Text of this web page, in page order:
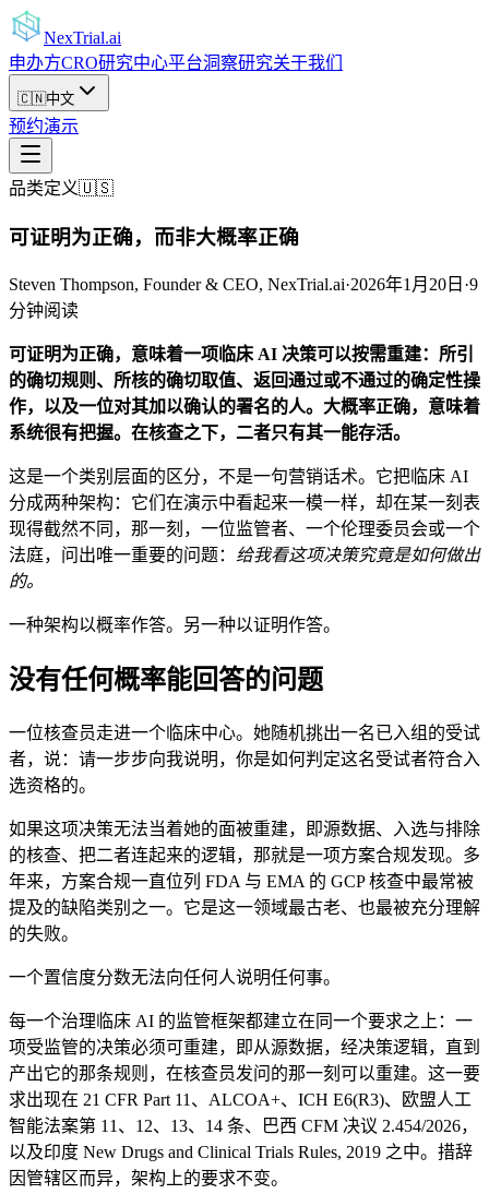
NexTrial.ai
申办方CRO研究中心平台洞察研究关于我们
🇨🇳中文
预约演示
品类定义🇺🇸
可证明为正确，而非大概率正确
Steven Thompson, Founder & CEO, NexTrial.ai·2026年1月20日 ·9
分钟阅读
可证明为正确，意味着一项临床 AI 决策可以按需重建：所引
的确切规则、所核的确切取值、返回通过或不通过的确定性操
作，以及一位对其加以确认的署名的人。大概率正确，意味着
系统很有把握。在核查之下，二者只有其一能存活。
这是一个类别层面的区分，不是一句营销话术。它把临床 AI
分成两种架构：它们在演示中看起来一模一样，却在某一刻表
现得截然不同，那一刻，一位监管者、一个伦理委员会或一个
法庭，问出唯一重要的问题： 给我看这项决策究竟是如何做出
的。
一种架构以概率作答。另一种以证明作答。
没有任何概率能回答的问题
一位核查员走进一个临床中心。她随机挑出一名已入组的受试
者，说：请一步步向我说明，你是如何判定这名受试者符合入
选资格的。
如果这项决策无法当着她的面被重建，即源数据、入选与排除
的核查、把二者连起来的逻辑，那就是一项方案合规发现。多
年来，方案合规一直位列 FDA 与 EMA 的 GCP 核查中最常被
提及的缺陷类别之一。它是这一领域最古老、也最被充分理解
的失败。
一个置信度分数无法向任何人说明任何事。
每一个治理临床 AI 的监管框架都建立在同一个要求之上：一
项受监管的决策必须可重建，即从源数据，经决策逻辑，直到
产出它的那条规则，在核查员发问的那一刻可以重建。这一要
求出现在 21 CFR Part 11、ALCOA+、ICH E6(R3)、欧盟人工
智能法案第 11、12、13、14 条、巴西 CFM 决议 2.454/2026，
以及印度 New Drugs and Clinical Trials Rules, 2019 之中。措辞
因管辖区而异，架构上的要求不变。